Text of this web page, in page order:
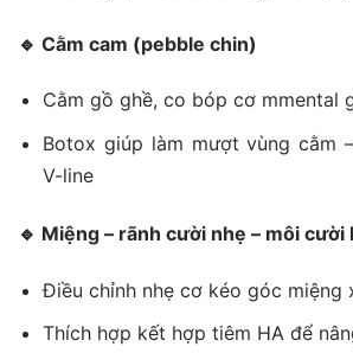
🔹 Cằm cam (pebble chin)
Cằm gồ ghề, co bóp cơ mmental
Botox giúp làm mượt vùng cằm
V-line
🔹 Miệng – rãnh cười nhẹ – môi cười
Điều chỉnh nhẹ cơ kéo góc miệng
Thích hợp kết hợp tiêm HA để